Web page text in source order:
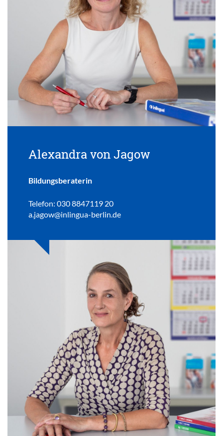
Alexandra von Jagow
Bildungsberaterin
Telefon: 030 8847119 20
a.jagow@inlingua-berlin.de